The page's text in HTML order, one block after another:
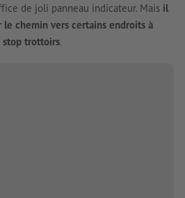
de joli panneau indicateur. Mais il
chemin vers certains endroits à
stop trottoirs.